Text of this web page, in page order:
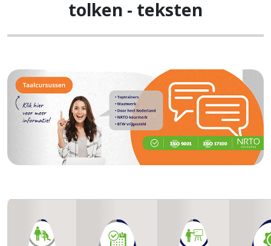
tolken - teksten